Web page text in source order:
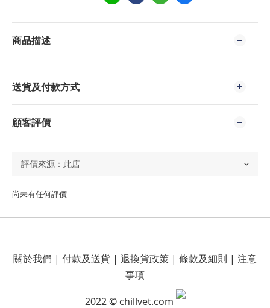
商品描述
送貨及付款方式
顧客評價
尚未有任何評價
關於我們 | 付款及送貨 | 退換貨政策 | 條款及細則 | 注意
事項
2022 © chillvet.com